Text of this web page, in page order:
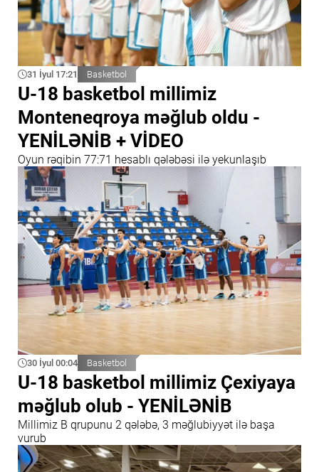
31 İyul 17:21 Basketbol
U-18 basketbol millimiz
Monteneqroya məğlub oldu -
YENİLƏNİB + VİDEO
Oyun rəqibin 77:71 hesablı qələbəsi ilə yekunlaşıb
30 İyul 00:04 Basketbol
U-18 basketbol millimiz Çexiyaya
məğlub olub - YENİLƏNİB
Millimiz B qrupunu 2 qələbə, 3 məğlubiyyət ilə başa
vurub